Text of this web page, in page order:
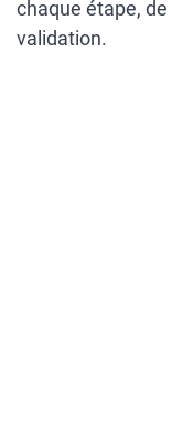
chaque étape,
validation.